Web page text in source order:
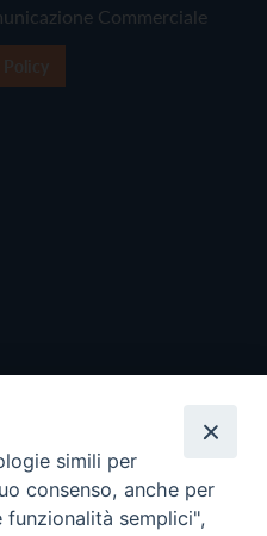
Commerciale
simili per
consenso, anche per
semplici",